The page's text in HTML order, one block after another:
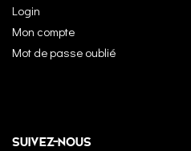
Login
Mon compte
Mot de passe oublié
SUIVEZ-NOUS